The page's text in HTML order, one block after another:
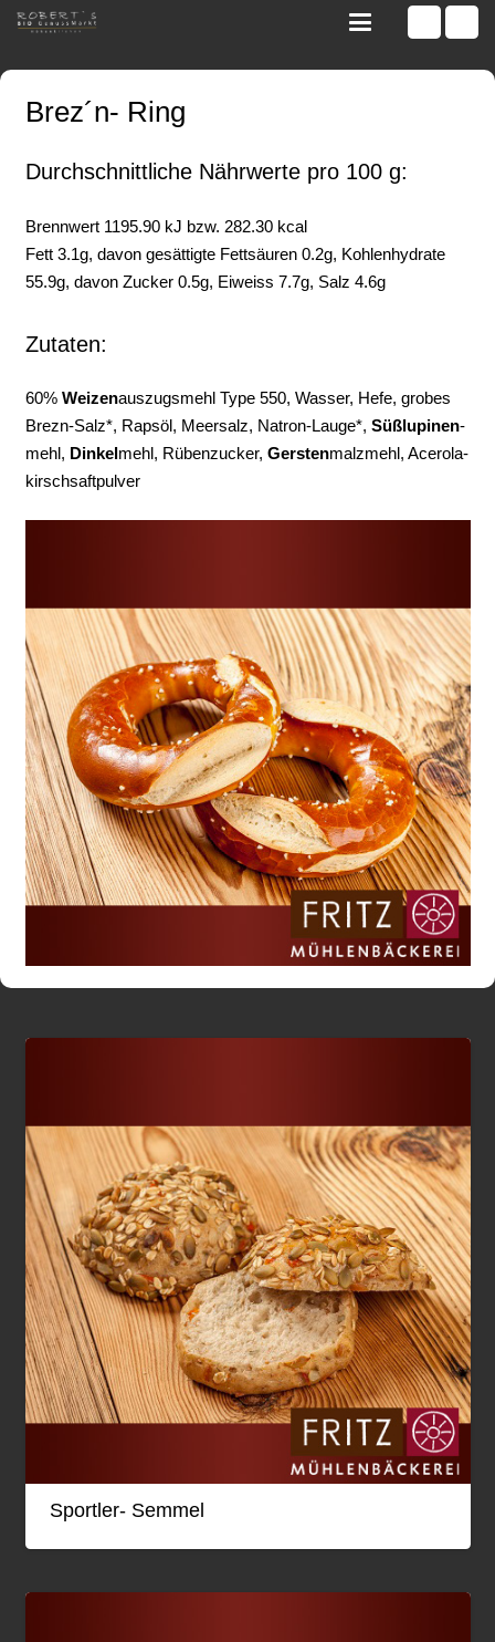
Brez´n- Ring
Durchschnittliche Nährwerte pro 100 g:
Brennwert 1195.90 kJ bzw. 282.30 kcal
Fett 3.1g, davon gesättigte Fettsäuren 0.2g, Kohlenhydrate
55.9g, davon Zucker 0.5g, Eiweiss 7.7g, Salz 4.6g
Zutaten:
60% Weizen­auszugs­mehl Type 550, Wasser, Hefe, grobes
Brezn-Salz*, Rapsöl, Meer­salz, Natron-­Lauge*, Süßlupinen­
mehl, Dinkel­mehl, Rüben­zucker, Gersten­malz­mehl, Acerola­
kirsch­saft­pulver
Sportler- Semmel